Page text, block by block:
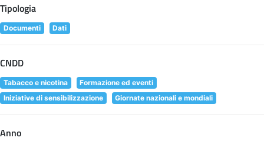
Tipologia
Documenti Dati
CNDD
Tabacco e nicotina
Formazione ed eventi
Iniziative di sensibilizzazione
Giornate nazionali e mondiali
Anno